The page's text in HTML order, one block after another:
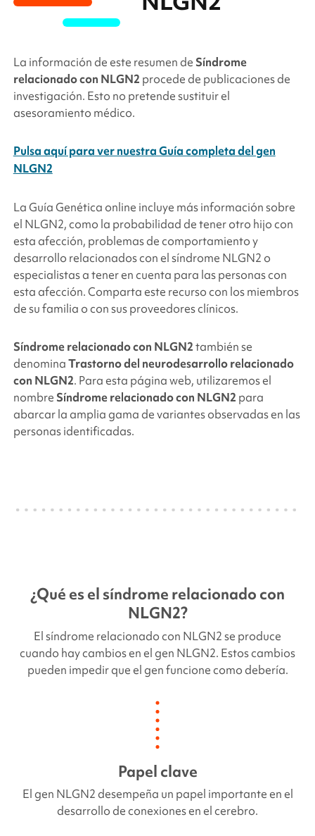
La información de este resumen de Síndrome
relacionado con NLGN2 procede de publicaciones de
investigación. Esto no pretende sustituir el
asesoramiento médico.
Pulsa aquí para ver nuestra Guía completa del gen
NLGN2
La Guía Genética online incluye más información sobre
el NLGN2, como la probabilidad de tener otro hijo con
esta afección, problemas de comportamiento y
desarrollo relacionados con el síndrome NLGN2 o
especialistas a tener en cuenta para las personas con
esta afección. Comparta este recurso con los miembros
de su familia o con sus proveedores clínicos.
Síndrome relacionado con NLGN2también se
denominaTrastorno del neurodesarrollo relacionado
con NLGN2. Para esta página web, utilizaremos el
nombre Síndrome relacionado con NLGN2 para
abarcar la amplia gama de variantes observadas en las
personas identificadas.
¿Qué es el síndrome relacionado con
NLGN2?
El síndrome relacionado con NLGN2se produce
cuando hay cambios en el gen NLGN2. Estos cambios
pueden impedir que el gen funcione como debería.
Papel clave
El gen NLGN2 desempeña un papel importante en el
desarrollo de conexiones en el cerebro.